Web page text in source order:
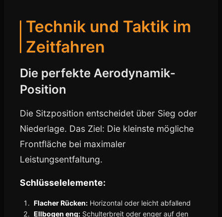
Technik und Taktik im
Zeitfahren
Die perfekte Aerodynamik-
Position
Die Sitzposition entscheidet über Sieg oder
Niederlage. Das Ziel: Die kleinste mögliche
Frontfläche bei maximaler
Leistungsentfaltung.
Schlüsselelemente:
Flacher Rücken: Horizontal oder leicht abfallend
Ellbogen eng: Schulterbreit oder enger auf den